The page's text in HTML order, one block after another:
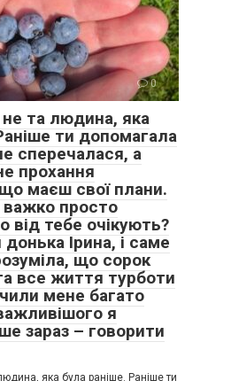
0
та людина, яка
ти допомагала
сперечалася, а
прохання
маєш свої плани.
важко просто
від тебе очікують?
Ірина, і саме
що сорок
все життя турботи
мене багато
я
зараз – говорити
яка була раніше. Раніше ти